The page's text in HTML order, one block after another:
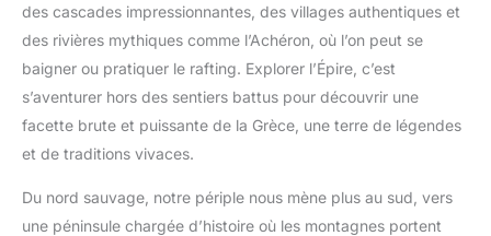
des cascades impressionnantes, des villages authentiques et
des rivières mythiques comme l’Achéron, où l’on peut se
baigner ou pratiquer le rafting. Explorer l’Épire, c’est
s’aventurer hors des sentiers battus pour découvrir une
facette brute et puissante de la Grèce, une terre de légendes
et de traditions vivaces.
Du nord sauvage, notre périple nous mène plus au sud, vers
une péninsule chargée d’histoire où les montagnes portent